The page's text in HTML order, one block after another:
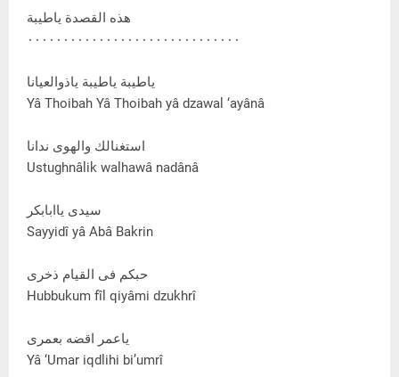
هذه القصدة ياطيبة
۰۰۰۰۰۰۰۰۰۰۰۰۰۰۰۰۰۰۰۰۰۰۰۰۰۰۰۰۰۰
ياطيبة ياطيبة ياذوالعيانا
Yâ Thoibah Yâ Thoibah yâ dzawal ‘ayânâ
استغنالك والهوی ندانا
Ustughnâlik walhawâ nadânâ
Sayyidî yâ Abâ Bakrin
حبکم فی القيام ذخری
Hubbukum fîl qiyâmi dzukhrî
ياعمر اقضه بعمری
Yâ ‘Umar iqdlihi bi’umrî